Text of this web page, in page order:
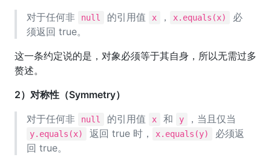
对于任何非
null 的引用值 x ， x.equals(x)
必
须返回 true。
这一条约定说的是，对象必须等于其自身，所以无需过多
赘述。
2）对称性（Symmetry）
对于任何非
null 的引用值 x 和 y ，当且仅当
y.equals(x) 返回 true 时， x.equals(y)
必须返
回 true。